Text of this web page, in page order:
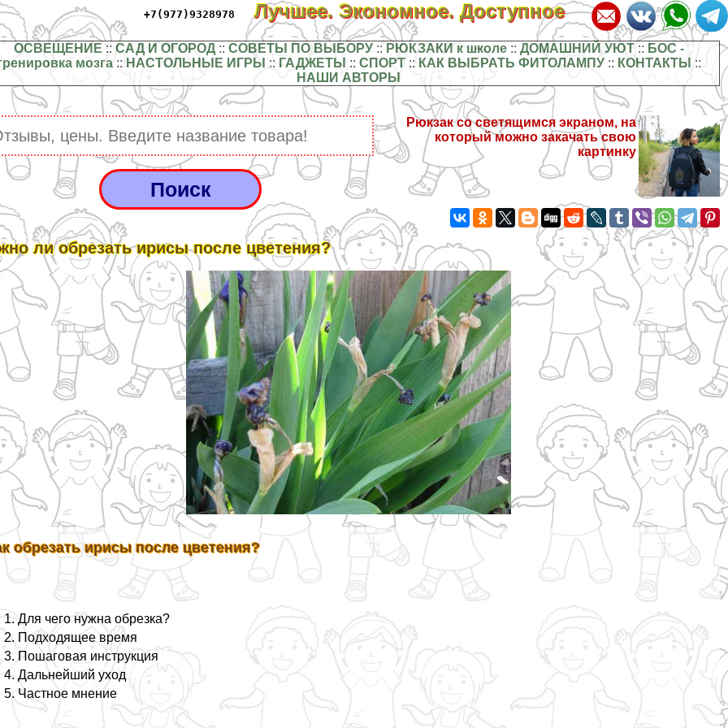
+7(977)9328978 Лучшее. Экономное. Доступное
ОСВЕЩЕНИЕ :: САД И ОГОРОД:: СОВЕТЫ ПО ВЫБОРУ:: РЮКЗАКИ к школе:: ДОМАШНИЙ УЮТ:: БОС -
мозга :: НАСТОЛЬНЫЕ ИГРЫ :: ГАДЖЕТЫ ::СПОРТ :: КАК ВЫБРАТЬ ФИТОЛАМПУ :: КОНТАКТЫ ::
НАШИ АВТОРЫ
Рюкзак со светящимся экраном, на
который можно закачать свою
картинку
ли обрезать ирисы после цветения?
обрезать ирисы после цветения?
Для чего нужна обрезка?
Подходящее время
Пошаговая инструкция
Дальнейший уход
Частное мнение